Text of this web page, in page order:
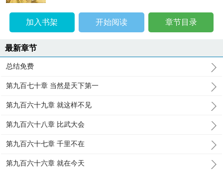
加入书架 开始阅读 章节目录
最新章节
总结免费
第九百七十章 当然是天下第一
第九百六十九章 就这样不见
第九百六十八章 比武大会
第九百六十七章 千里不在
第九百六十六章 就在今天